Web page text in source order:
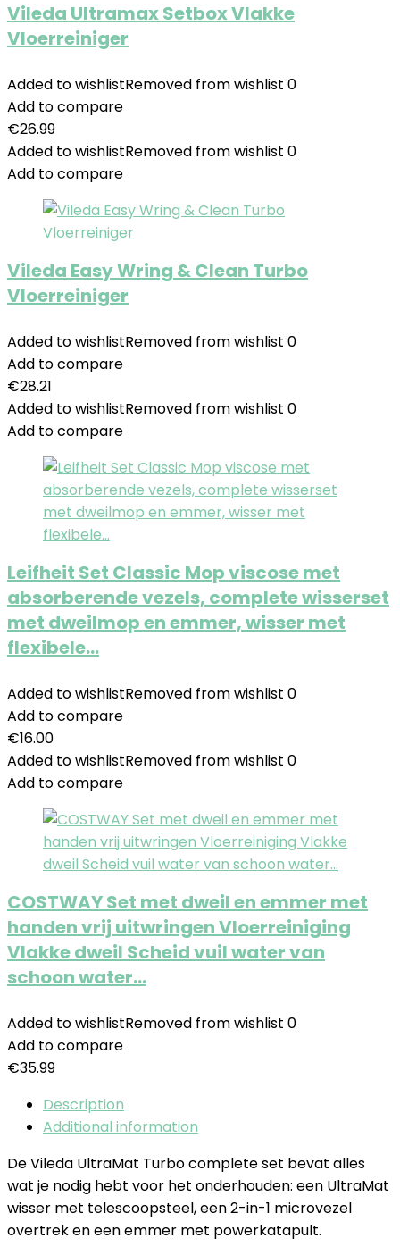
Vileda Ultramax Setbox Vlakke
Vloerreiniger
Added to wishlistRemoved from wishlist 0
Add to compare
€26.99
Added to wishlistRemoved from wishlist 0
Add to compare
Vileda Easy Wring & Clean Turbo
Vloerreiniger
Added to wishlistRemoved from wishlist 0
Add to compare
€28.21
Added to wishlistRemoved from wishlist 0
Add to compare
Leifheit Set Classic Mop viscose met
absorberende vezels, complete wisserset
met dweilmop en emmer, wisser met
flexibele…
Added to wishlistRemoved from wishlist 0
Add to compare
€16.00
Added to wishlistRemoved from wishlist 0
Add to compare
COSTWAY Set met dweil en emmer met
handen vrij uitwringen Vloerreiniging
Vlakke dweil Scheid vuil water van
schoon water…
Added to wishlistRemoved from wishlist 0
Add to compare
€35.99
Description
Additional information
De Vileda UltraMat Turbo complete set bevat alles
wat je nodig hebt voor het onderhouden: een UltraMat
wisser met telescoopsteel, een 2-in-1 microvezel
overtrek en een emmer met powerkatapult.